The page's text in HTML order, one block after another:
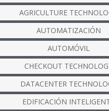
AGRICULTURE
AUTOMATIZACIÓN
AUTOMÓVIL
CHECKOUT
DATACENTER
EDIFICACIÓN